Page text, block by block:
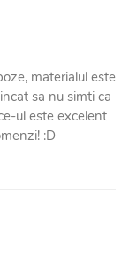
materialul este
sa nu simti ca
ul este excelent
:D